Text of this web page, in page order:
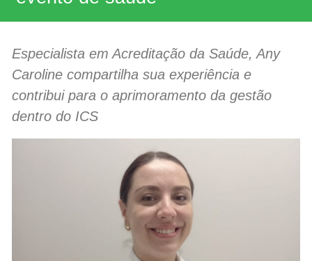
Especialista em Acreditação da Saúde, Any
Caroline compartilha sua experiência e
contribui para o aprimoramento da gestão
dentro do ICS